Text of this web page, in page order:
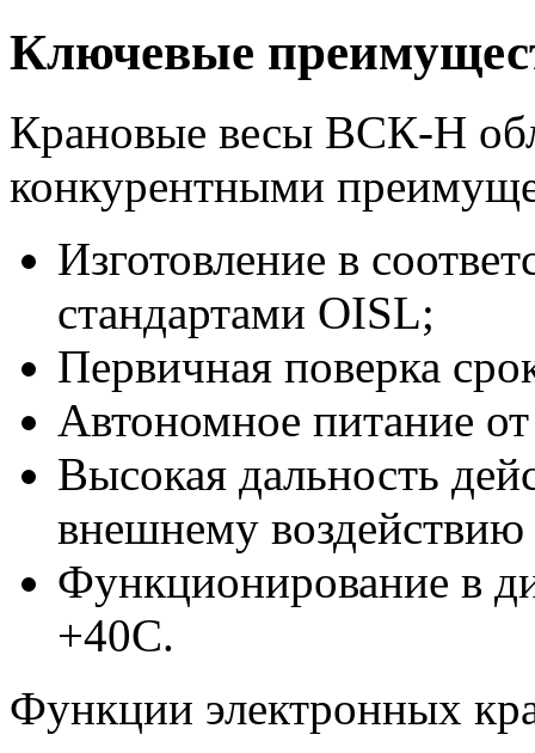
Ключевые
Крановые весы ВСК-Н
конкурентными
Изготовление в
стандартами OISL;
Первичная поверка
Автономное питание
Высокая дальность
внешнему воздействию
Функционирование в
+40С.
Функции электронных